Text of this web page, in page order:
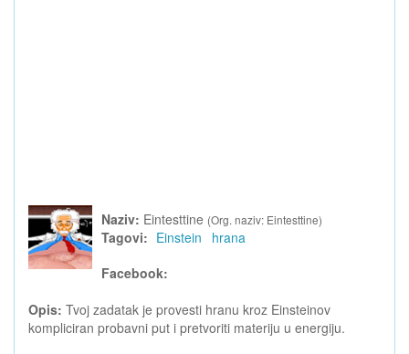
Naziv: Eintesttine (Org. naziv: Eintesttine)
Tagovi: Einstein
hrana
Facebook:
Opis: Tvoj zadatak je provesti hranu kroz Einsteinov
kompliciran probavni put i pretvoriti materiju u energiju.